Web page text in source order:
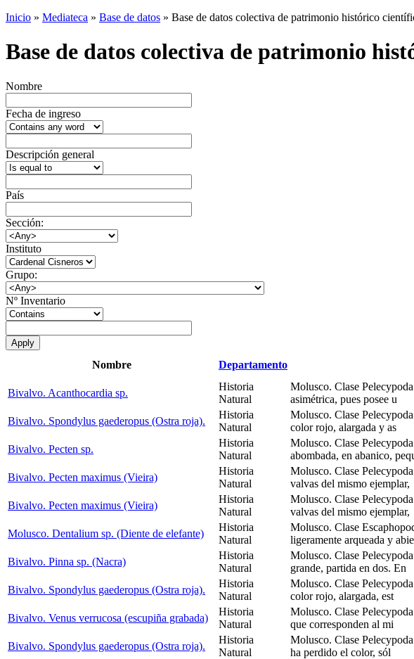
Inicio » Mediateca » Base de datos » Base de datos colectiva de patrimonio histórico
Base de datos colectiva de patrimonio
Nombre
Fecha de ingreso
Descripción general
País
Sección:
Instituto
Grupo:
Nº Inventario
Nombre Departamento
Bivalvo. Acanthocardia sp.
Historia
Natural
Molusco. Clase
asimétrica, pues posee u
Bivalvo. Spondylus gaederopus (Ostra roja).
Historia
Natural
Molusco. Clase
color rojo, alargada y as
Bivalvo. Pecten sp.
Historia
Natural
Molusco. Clase
abombada, en abanico,
Bivalvo. Pecten maximus (Vieira)
Historia
Natural
Molusco. Clase
valvas del mismo ejemplar,
Bivalvo. Pecten maximus (Vieira)
Historia
Natural
Molusco. Clase
valvas del mismo ejemplar,
Molusco. Dentalium sp. (Diente de elefante)
Historia
Natural
Molusco. Clase
ligeramente arqueada y
Bivalvo. Pinna sp. (Nacra)
Historia
Natural
Molusco. Clase
grande, partida en dos. En
Bivalvo. Spondylus gaederopus (Ostra roja).
Historia
Natural
Molusco. Clase
color rojo, alargada, est
Bivalvo. Venus verrucosa (escupiña grabada)
Historia
Natural
Molusco. Clase
que corresponden al mi
Bivalvo. Spondylus gaederopus (Ostra roja).
Historia
Natural
Molusco. Clase
ha perdido el color, sól